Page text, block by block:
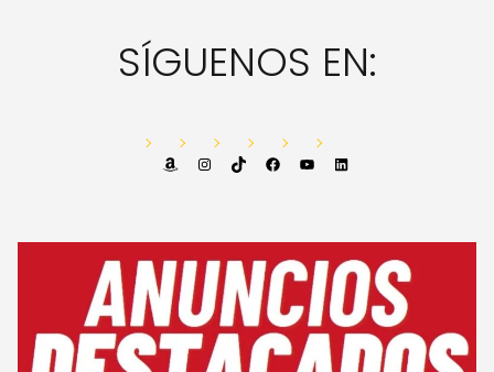
SÍGUENOS EN:
AmazonInstagram
TikTok FacebookYouTube